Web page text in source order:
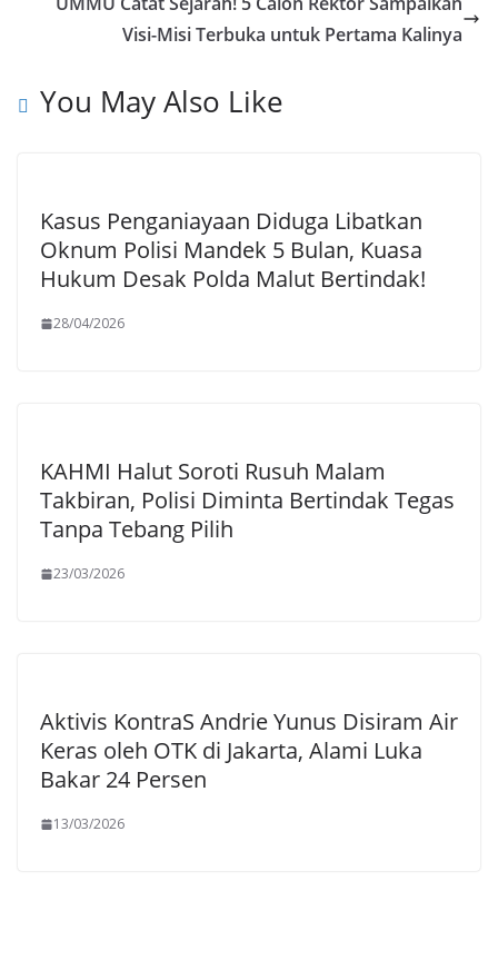
m
Visi-Misi Terbuka untuk Pertama Kalinya
You May Also Like
Kasus Penganiayaan Diduga Libatkan
Oknum Polisi Mandek 5 Bulan, Kuasa
Hukum Desak Polda Malut Bertindak!
28/04/2026
KAHMI Halut Soroti Rusuh Malam
Takbiran, Polisi Diminta Bertindak Tegas
Tanpa Tebang Pilih
23/03/2026
Aktivis KontraS Andrie Yunus Disiram Air
Keras oleh OTK di Jakarta, Alami Luka
Bakar 24 Persen
13/03/2026